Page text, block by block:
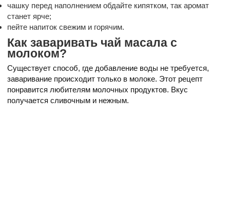
чашку перед наполнением обдайте кипятком, так аромат
станет ярче;
пейте напиток свежим и горячим.
Как заваривать чай масала с
молоком?
Существует способ, где добавление воды не требуется,
заваривание происходит только в молоке. Этот рецепт
понравится любителям молочных продуктов. Вкус
получается сливочным и нежным.